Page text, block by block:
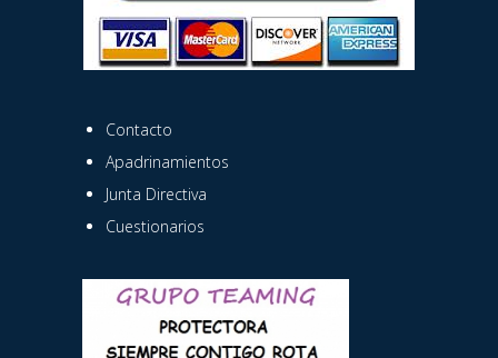
Contacto
Apadrinamientos
Junta Directiva
Cuestionarios